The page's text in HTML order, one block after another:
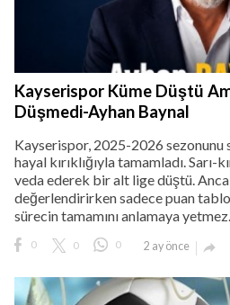
Kayserispor Küme Düştü
Düşmedi-Ayhan Baynal
Kayserispor, 2025-2026 sezonunu
hayal kırıklığıyla tamamladı. Sarı-
veda ederek bir alt lige düştü.
değerlendirirken sadece puan
sürecin tamamını anlamaya
0 0 0 2 ay önce 